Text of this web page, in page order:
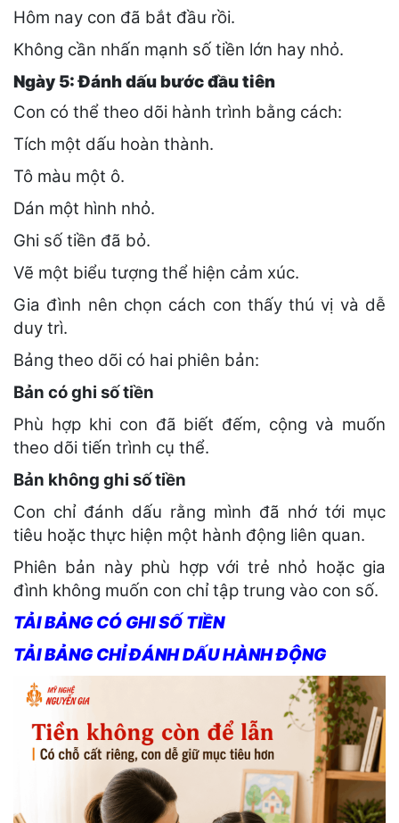
Hôm nay con đã bắt đầu rồi.
Không cần nhấn mạnh số tiền lớn hay nhỏ.
Ngày 5: Đánh dấu bước đầu tiên
Con có thể theo dõi hành trình bằng cách:
Tích một dấu hoàn thành.
Tô màu một ô.
Dán một hình nhỏ.
Ghi số tiền đã bỏ.
Vẽ một biểu tượng thể hiện cảm xúc.
Gia đình nên chọn cách con thấy thú vị và dễ
duy trì.
Bảng theo dõi có hai phiên bản:
Bản có ghi số tiền
Phù hợp khi con đã biết đếm, cộng và muốn
theo dõi tiến trình cụ thể.
Bản không ghi số tiền
Con chỉ đánh dấu rằng mình đã nhớ tới mục
tiêu hoặc thực hiện một hành động liên quan.
Phiên bản này phù hợp với trẻ nhỏ hoặc gia
đình không muốn con chỉ tập trung vào con số.
TẢI BẢNG CÓ GHI SỐ TIỀN
TẢI BẢNG CHỈ ĐÁNH DẤU HÀNH ĐỘNG